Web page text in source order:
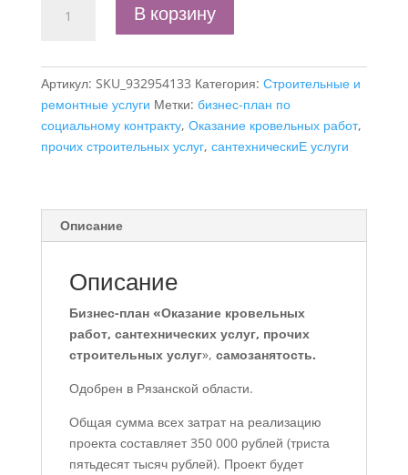
товара
план
"Оказание
кровельных
работ,
сантехнических
строительных
услуг",
В корзину
Артикул: SKU_932954133 Категория: Строительные и
ремонтные услуги Метки: бизнес-план по
социальному контракту, Оказание кровельных работ,
прочих строительных услуг, сантехническиЕ услуги
Описание
Описание
Бизнес-план «Оказание кровельных
работ, сантехнических услуг, прочих
строительных услуг», самозанятость.
Одобрен в Рязанской области.
Общая сумма всех затрат на реализацию
проекта составляет 350 000 рублей (триста
пятьдесят тысяч рублей). Проект будет